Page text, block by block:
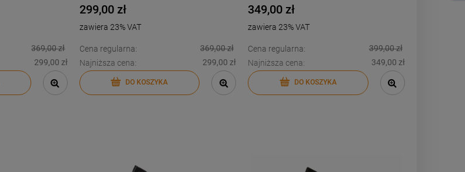
369,00 zł
299,00 zł
299,00 zł
zawiera 23% VAT
Cena regularna:
369,00 zł
Najniższa cena:
299,00 zł
DO KOSZYKA
349,00 zł
zawiera 23% VAT
Cena regularna:
399,00 zł
Najniższa cena:
349,00 zł
DO KOSZYKA